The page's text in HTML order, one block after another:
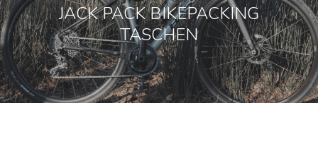
JACK PACK BIKEPACKING
TASCHEN